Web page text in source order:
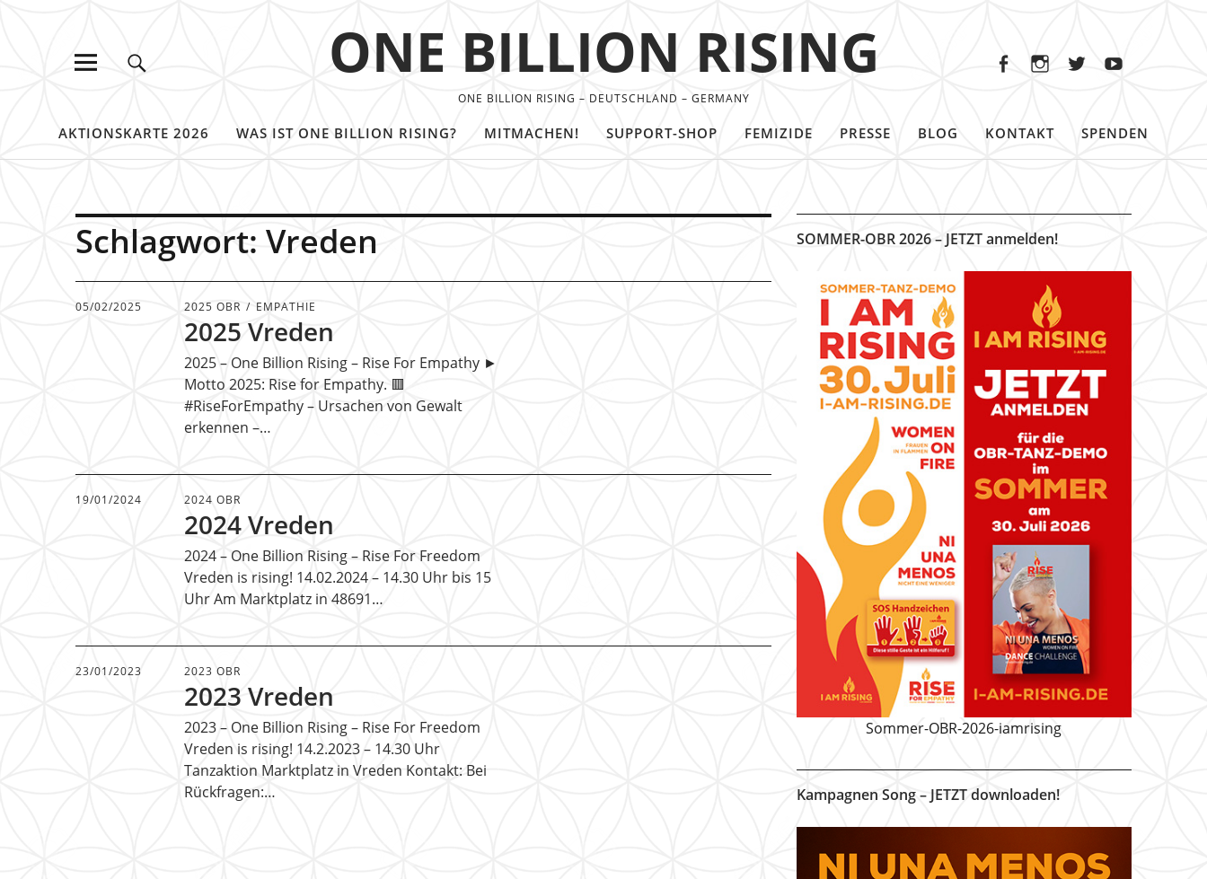
ONE BILLION RISING
ONE BILLION RISING – DEUTSCHLAND – GERMANY
AKTIONSKARTE 2026 WAS IST ONE BILLION RISING? MITMACHEN! SUPPORT-SHOP FEMIZIDE PRESSE BLOG KONTAKT SPENDEN
Schlagwort: Vreden
05/02/2025 2025 OBR EMPATHIE
2025 Vreden
2025 – One Billion Rising – Rise For Empathy ►
Motto 2025: Rise for Empathy. 🟥
#RiseForEmpathy – Ursachen von Gewalt
erkennen –…
19/01/2024 2024 OBR
2024 Vreden
2024 – One Billion Rising – Rise For Freedom
Vreden is rising! 14.02.2024 – 14.30 Uhr bis 15
Uhr Am Marktplatz in 48691…
23/01/2023 2023 OBR
2023 Vreden
2023 – One Billion Rising – Rise For Freedom
Vreden is rising! 14.2.2023 – 14.30 Uhr
Tanzaktion Marktplatz in Vreden Kontakt: Bei
Rückfragen:…
SOMMER-OBR 2026 – JETZT anmelden!
Sommer-OBR-2026-iamrising
Kampagnen Song – JETZT downloaden!